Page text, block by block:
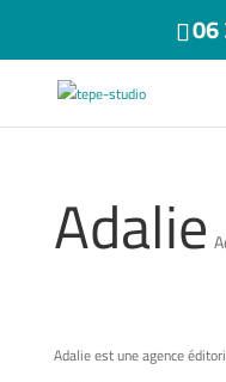
06
Adalie
Adalie est une agence